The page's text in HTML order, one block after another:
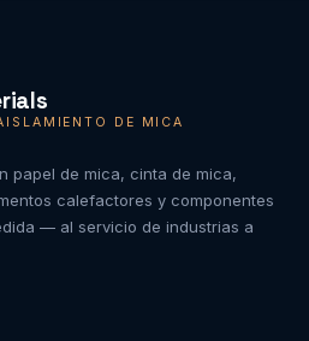
DE MICA
papel de mica, cinta de mica,
calefactores y componentes
— al servicio de industrias a